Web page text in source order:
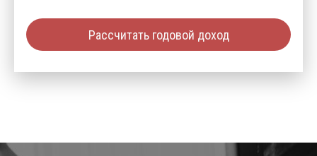
Рассчитать годовой доход